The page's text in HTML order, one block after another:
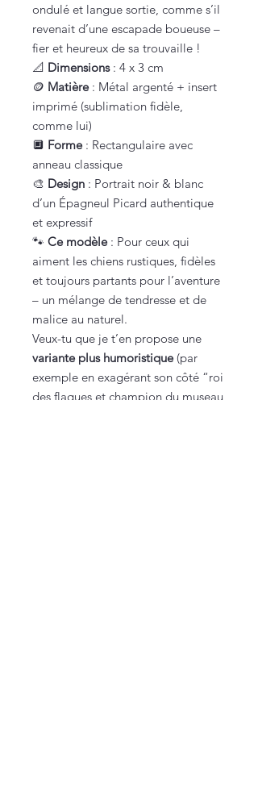
ondulé et langue sortie, comme s’il
revenait d’une escapade boueuse –
fier et heureux de sa trouvaille !
📐 Dimensions: 4 x 3 cm
🪙 Matière: Métal argenté + insert
imprimé (sublimation fidèle,
comme lui)
🔲 Forme: Rectangulaire avec
anneau classique
🎨 Design : Portrait noir & blanc
d’un Épagneul Picard authentique
et expressif
🐾 Ce modèle: Pour ceux qui
aiment les chiens rustiques, fidèles
et toujours partants pour l’aventure
– un mélange de tendresse et de
malice au naturel.
Veux-tu que je t’en propose une
variante plus humoristique(par
exemple en exagérant son côté “roi
des flaques et champion du museau